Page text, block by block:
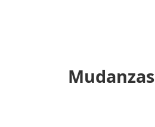
Mudanzas